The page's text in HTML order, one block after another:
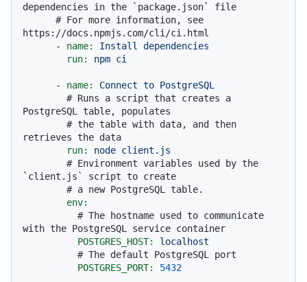
dependencies in the `package.json` file
# For more information, see
https://docs.npmjs.com/cli/ci.html
-
name: Install
dependencies
run:
npm ci
- name: Connect to PostgreSQL
# Runs a script that creates a
PostgreSQL table, populates
# the table with data, and then
retrieves the data
run:
node client.js
# Environment variables used by the
`client.js` script to create
# a new PostgreSQL table.
env:
# The hostname used to communicate
with the PostgreSQL service container
POSTGRES_HOST:
localhost
# The default PostgreSQL port
POSTGRES_PORT:
5432